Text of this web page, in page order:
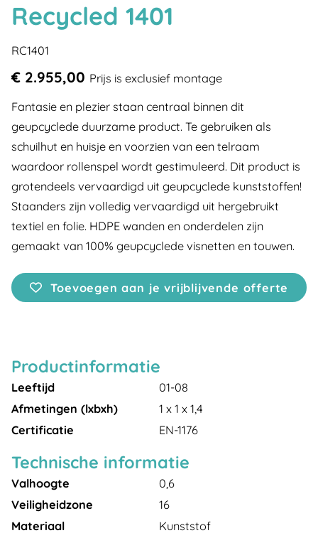
Recycled 1401
RC1401
€ 2.955,00 Prijs is exclusief montage
Fantasie en plezier staan centraal binnen dit
geupcyclede duurzame product. Te gebruiken als
schuilhut en huisje en voorzien van een telraam
waardoor rollenspel wordt gestimuleerd. Dit product is
grotendeels vervaardigd uit geupcyclede kunststoffen!
Staanders zijn volledig vervaardigd uit hergebruikt
textiel en folie. HDPE wanden en onderdelen zijn
gemaakt van 100% geupcyclede visnetten en touwen.
Toevoegen aan je vrijblijvende offerte
Productinformatie
Leeftijd
01-08
Afmetingen (lxbxh)
1 x 1 x 1,4
Certificatie
EN-1176
Technische informatie
Valhoogte
0,6
Veiligheidzone
16
Materiaal
Kunststof